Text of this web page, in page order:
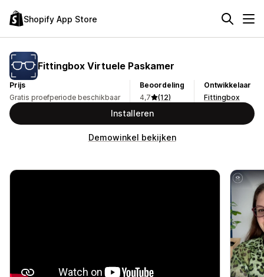
Shopify App Store
Fittingbox Virtuele Paskamer
Prijs
Gratis proefperiode beschikbaar
Beoordeling
4,7
(12)
Ontwikkelaar
Fittingbox
Installeren
Demowinkel bekijken